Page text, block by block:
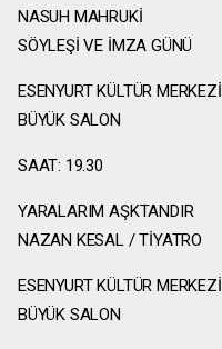
NASUH MAHRUKİ
SÖYLEŞİ VE İMZA GÜNÜ
ESENYURT KÜLTÜR MERKEZİ
BÜYÜK SALON
SAAT: 19.30
YARALARIM AŞKTANDIR
NAZAN KESAL / TİYATRO
ESENYURT KÜLTÜR MERKEZİ
BÜYÜK SALON